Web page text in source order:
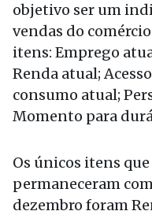
objetivo ser um
vendas do
itens: Emprego
Renda atual;
consumo atual;
Momento para
Os únicos itens
permaneceram
dezembro foram